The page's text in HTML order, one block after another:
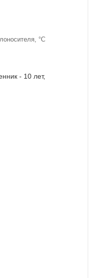
°С
- 10 лет,